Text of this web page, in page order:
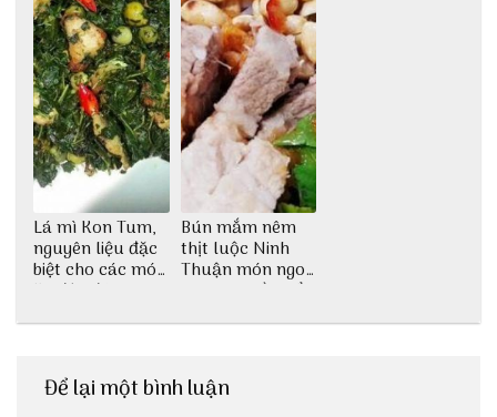
Lá mì Kon Tum,
nguyên liệu đặc
biệt cho các món
ăn độc đáo
Bún mắm nêm
thịt luộc Ninh
Thuận món ngon
dân dã miền biển
Để lại một bình luận